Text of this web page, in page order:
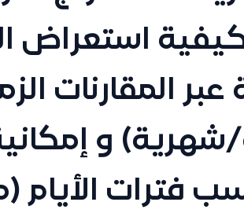
استعراض
المقارنات
شهرية) و